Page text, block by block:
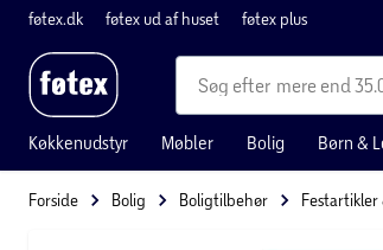
føtex.dk føtex ud af huset føtex plus
mere end
Køkkenudstyr Møbler Bolig Børn &
Forside Bolig Boligtilbehør